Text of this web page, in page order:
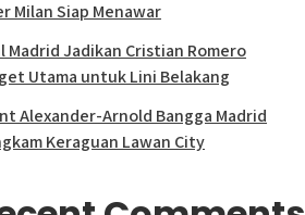
Milan Siap Menawar
Madrid Jadikan Cristian Romero
Utama untuk Lini Belakang
Alexander-Arnold Bangga Madrid
Keraguan Lawan City